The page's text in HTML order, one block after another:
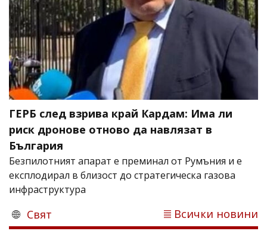
ГЕРБ след взрива край Кардам: Има ли
риск дронове отново да навлязат в
България
Безпилотният апарат е преминал от Румъния и е
експлодирал в близост до стратегическа газова
инфраструктура
Свят Всички новини